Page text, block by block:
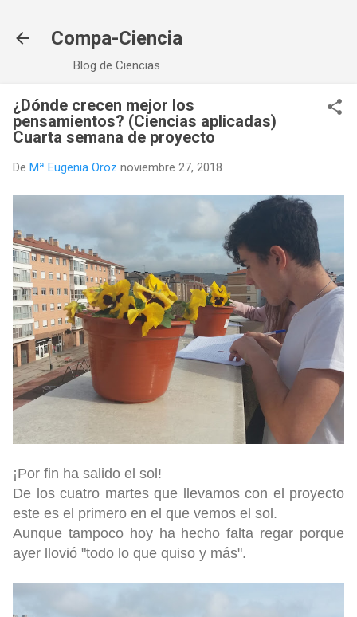
Compa-Ciencia
Blog de Ciencias
¿Dónde crecen mejor los
pensamientos? (Ciencias aplicadas)
Cuarta semana de proyecto
De Mª Eugenia Oroz noviembre 27, 2018
¡Por fin ha salido el sol!
De los cuatro martes que llevamos con el proyecto
este es el primero en el que vemos el sol.
Aunque tampoco hoy ha hecho falta regar porque
ayer llovió "todo lo que quiso y más".